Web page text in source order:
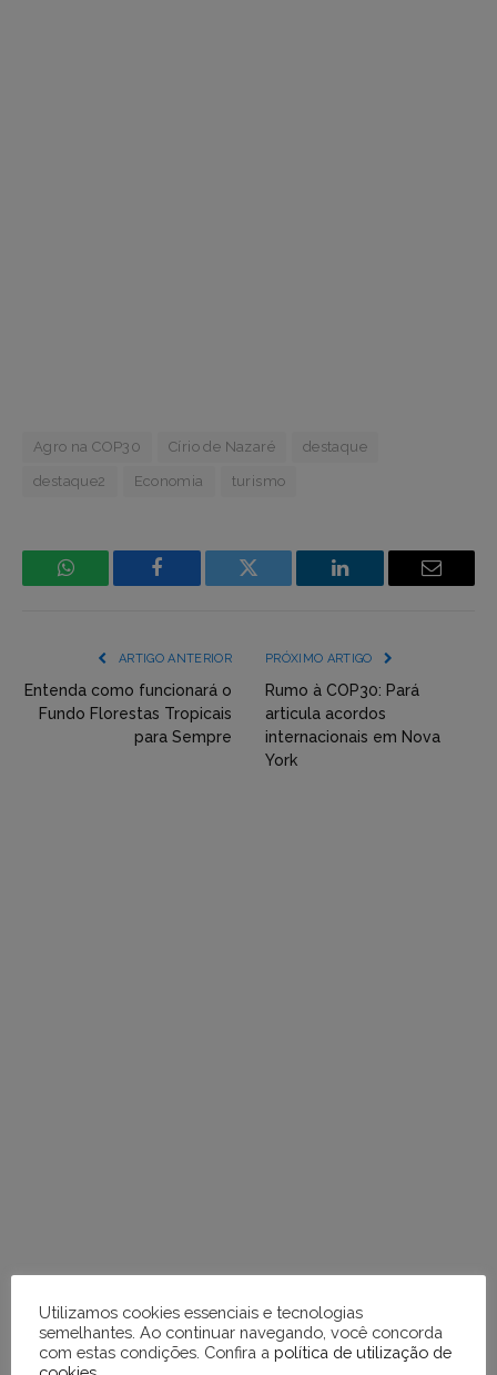
Agro na COP30 Círio de Nazaré destaque
destaque2 Economia turismo
WhatsApp Facebook
Incorpore
(YouTube,
Twitter,
Flickr
etc)
LinkedIn Email
ARTIGO ANTERIOR
Entenda como funcionará o
Fundo Florestas Tropicais
para Sempre
PRÓXIMO ARTIGO
Rumo à COP30: Pará
articula acordos
internacionais em Nova
York
Utilizamos cookies essenciais e tecnologias
semelhantes. Ao continuar navegando, você concorda
com estas condições. Confira a política de utilização de